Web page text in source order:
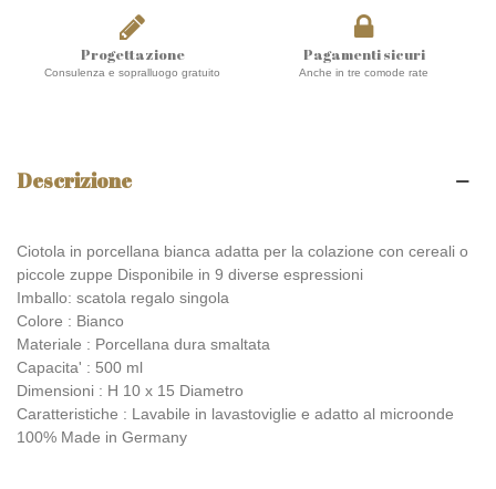
Progettazione
Consulenza e sopralluogo gratuito
Pagamenti sicuri
Anche in tre comode rate
Descrizione
Ciotola in porcellana bianca adatta per la colazione con cereali o
piccole zuppe Disponibile in 9 diverse espressioni
Imballo: scatola regalo singola
Colore : Bianco
Materiale : Porcellana dura smaltata
Capacita' : 500 ml
Dimensioni : H 10 x 15 Diametro
Caratteristiche : Lavabile in lavastoviglie e adatto al microonde
100% Made in Germany